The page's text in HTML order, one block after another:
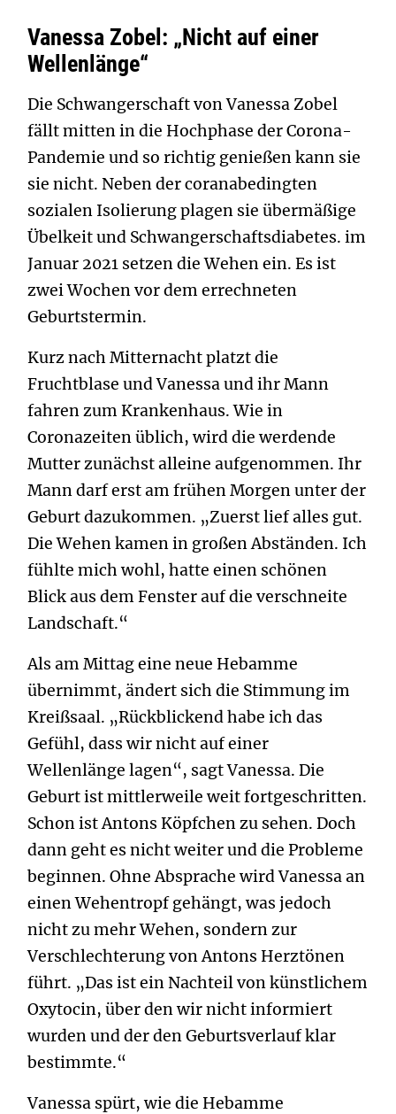
Vanessa Zobel: „Nicht auf einer
Wellenlänge“
Die Schwangerschaft von Vanessa Zobel
fällt mitten in die Hochphase der Corona-
Pandemie und so richtig genießen kann sie
sie nicht. Neben der coranabedingten
sozialen Isolierung plagen sie übermäßige
Übelkeit und Schwangerschaftsdiabetes. im
Januar 2021 setzen die Wehen ein. Es ist
zwei Wochen vor dem errechneten
Geburtstermin.
Kurz nach Mitternacht platzt die
Fruchtblase und Vanessa und ihr Mann
fahren zum Krankenhaus. Wie in
Coronazeiten üblich, wird die werdende
Mutter zunächst alleine aufgenommen. Ihr
Mann darf erst am frühen Morgen unter der
Geburt dazukommen. „Zuerst lief alles gut.
Die Wehen kamen in großen Abständen. Ich
fühlte mich wohl, hatte einen schönen
Blick aus dem Fenster auf die verschneite
Landschaft.“
Als am Mittag eine neue Hebamme
übernimmt, ändert sich die Stimmung im
Kreißsaal. „Rückblickend habe ich das
Gefühl, dass wir nicht auf einer
Wellenlänge lagen“, sagt Vanessa. Die
Geburt ist mittlerweile weit fortgeschritten.
Schon ist Antons Köpfchen zu sehen. Doch
dann geht es nicht weiter und die Probleme
beginnen. Ohne Absprache wird Vanessa an
einen Wehentropf gehängt, was jedoch
nicht zu mehr Wehen, sondern zur
Verschlechterung von Antons Herztönen
führt. „Das ist ein Nachteil von künstlichem
Oxytocin, über den wir nicht informiert
wurden und der den Geburtsverlauf klar
bestimmte.“
Vanessa spürt, wie die Hebamme